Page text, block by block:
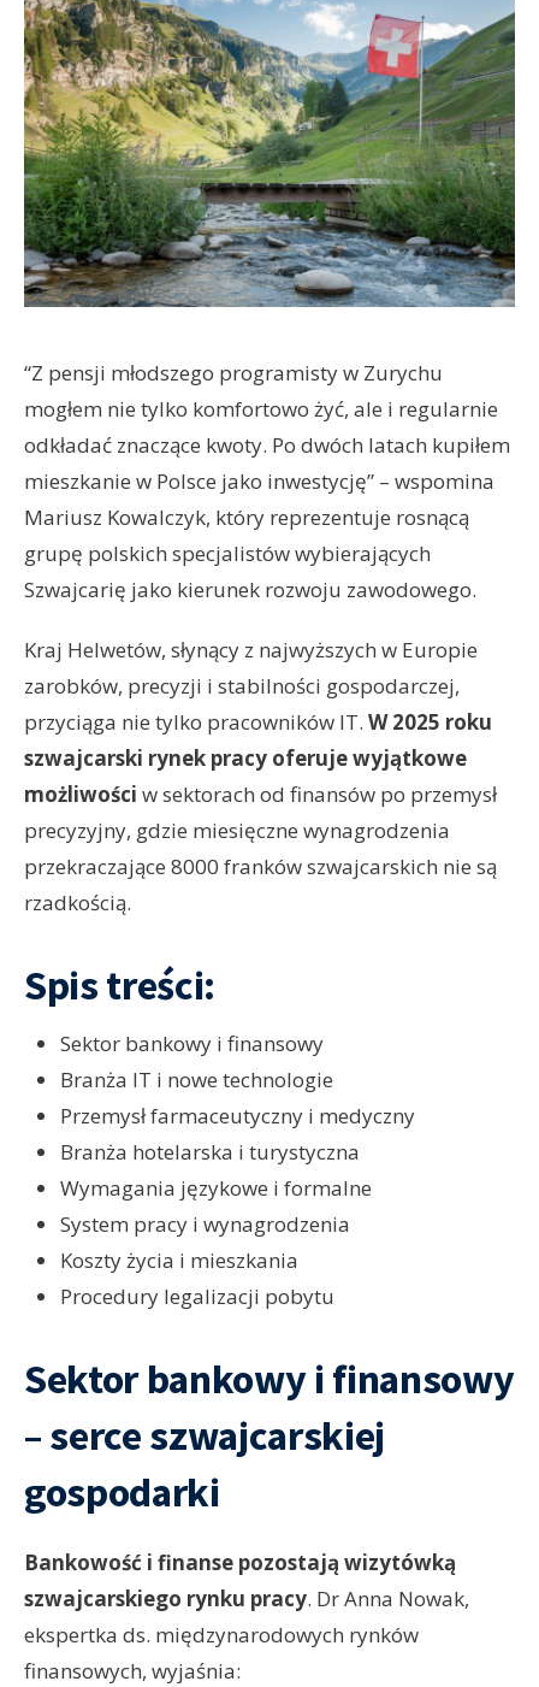
“Z pensji młodszego programisty w Zurychu
mogłem nie tylko komfortowo żyć, ale i regularnie
odkładać znaczące kwoty. Po dwóch latach kupiłem
mieszkanie w Polsce jako inwestycję” – wspomina
Mariusz Kowalczyk, który reprezentuje rosnącą
grupę polskich specjalistów wybierających
Szwajcarię jako kierunek rozwoju zawodowego.
Kraj Helwetów, słynący z najwyższych w Europie
zarobków, precyzji i stabilności gospodarczej,
przyciąga nie tylko pracowników IT. W 2025 roku
szwajcarski rynek pracy oferuje wyjątkowe
możliwości w sektorach od finansów po przemysł
precyzyjny, gdzie miesięczne wynagrodzenia
przekraczające 8000 franków szwajcarskich nie są
rzadkością.
Spis treści:
Sektor bankowy i finansowy
Branża IT i nowe technologie
Przemysł farmaceutyczny i medyczny
Branża hotelarska i turystyczna
Wymagania językowe i formalne
System pracy i wynagrodzenia
Koszty życia i mieszkania
Procedury legalizacji pobytu
Sektor bankowy i finansowy
– serce szwajcarskiej
gospodarki
Bankowość i finanse pozostają wizytówką
szwajcarskiego rynku pracy. Dr Anna Nowak,
ekspertka ds. międzynarodowych rynków
finansowych, wyjaśnia: